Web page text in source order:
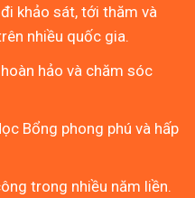
khảo sát, tới thăm và
nhiều quốc gia.
hảo và chăm sóc
Bổng phong phú và hấp
trong nhiều năm liền.